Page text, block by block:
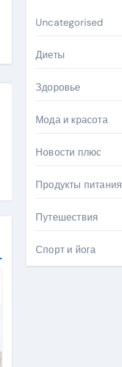
Uncategorised
Диеты
Здоровье
Мода и красота
Новости плюс
Продукты питания
Путешествия
Спорт и йога